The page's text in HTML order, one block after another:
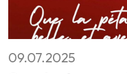
09.07.2025